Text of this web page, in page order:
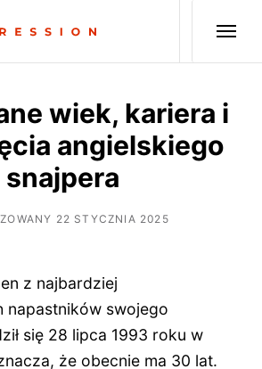
wiek, kariera i
angielskiego
snajpera
22 STYCZNIA 2025
z najbardziej
napastników swojego
się 28 lipca 1993 roku w
że obecnie ma 30 lat.